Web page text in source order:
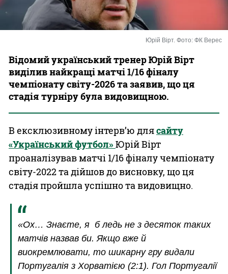
Юрій Вірт. Фото: ФК Верес
Відомий український тренер Юрій Вірт
виділив найкращі матчі 1/16 фіналу
чемпіонату світу-2026 та заявив, що ця
стадія турніру була видовищною.
В ексклюзивному інтерв’ю длясайту
«Український футбол»Юрій Вірт
проаналізував матчі 1/16 фіналу чемпіонату
світу-2022 та дійшов до висновку, що ця
стадія пройшла успішно та видовищно.
«Ох… Знаєте, я б ледь не з десяток таких
матчів назвав би. Якщо вже й
виокремлювати, то шикарну гру видали
Португалія з Хорватією (2:1). Гол Португалії